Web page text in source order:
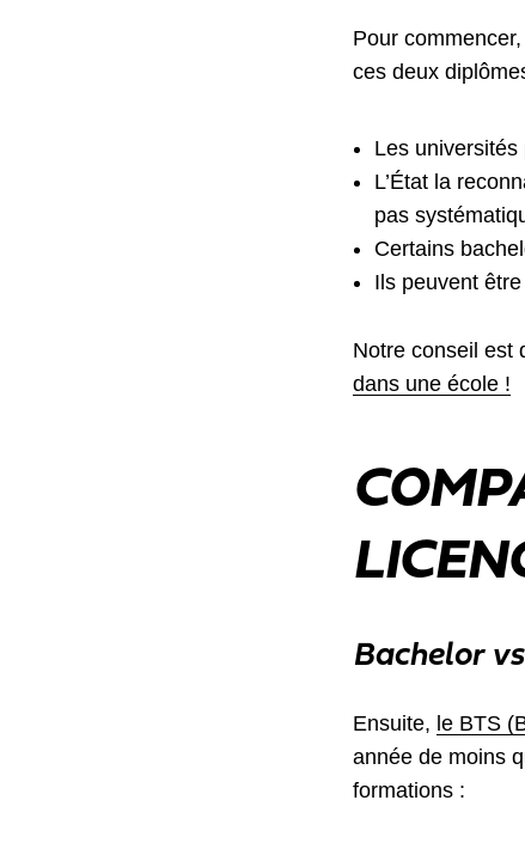
Pour
ces deux
Les
L’État la
pas
Certains
Ils peuvent
Notre conseil est
dans une école !
Bachelor
Ensuite, le BTS
année de moins
formations :